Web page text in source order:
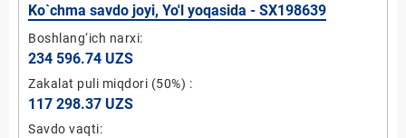
Ko`chma savdo joyi, Yo'l yoqasida - SX198639
Boshlang‘ich narxi:
234 596.74 UZS
Zakalat puli miqdori (50%) :
117 298.37 UZS
Savdo vaqti: